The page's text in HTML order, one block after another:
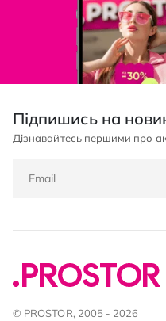
Підпишись на
Дізнавайтесь першими про
© PROSTOR, 2005 - 2026